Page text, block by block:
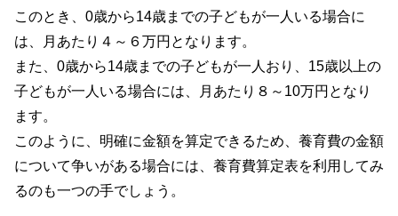
このとき、0歳から14歳までの子どもが一人いる場合に
は、月あたり４～６万円となります。
また、0歳から14歳までの子どもが一人おり、15歳以上の
子どもが一人いる場合には、月あたり８～10万円となり
ます。
このように、明確に金額を算定できるため、養育費の金額
について争いがある場合には、養育費算定表を利用してみ
るのも一つの手でしょう。